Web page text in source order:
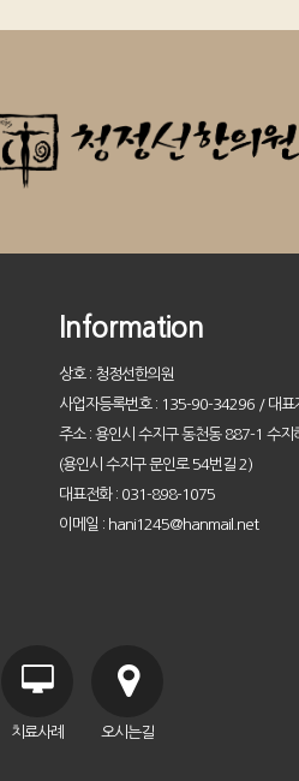
Information
상호 : 청정선한의원
사업자등록번호 : 135-90-34296 / 대표
주소 : 용인시 수지구 동천동 887-1 수지
(용인시 수지구 문인로 54번길 2)
대표전화 : 031-898-1075
이메일 : hani1245@hanmail.net
치료사례 오시는길